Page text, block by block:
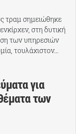
τραμ σημειώθηκε
στη δυτική
των υπηρεσιών
τουλάχιστον…
για
των